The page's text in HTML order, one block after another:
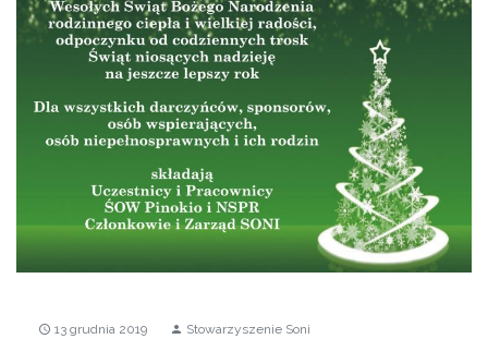
access_time 13 grudnia 2019 person Stowarzyszenie Soni